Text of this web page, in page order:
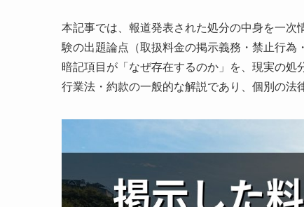
本記事では、報道発表された処分の中身を一
験の出題論点（取扱料金の掲示義務・禁止行
暗記項目が「なぜ存在するのか」を、現実の
行業法・約款の一般的な解説であり、個別の法